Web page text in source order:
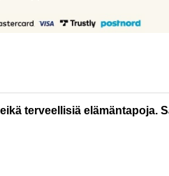
terveellisiä elämäntapoja.